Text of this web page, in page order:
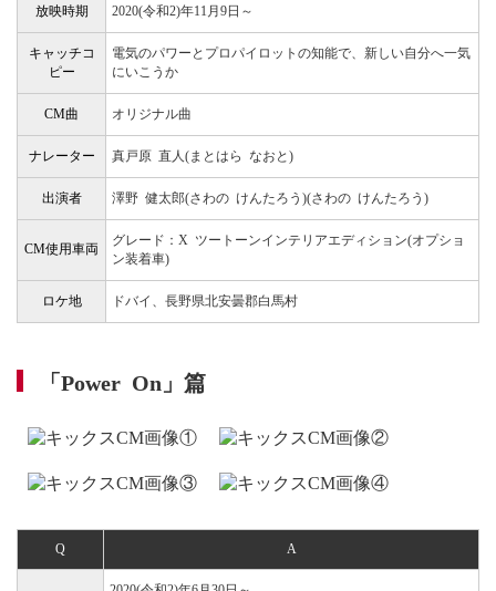
放映時期 2020(令和2)年11月9日～
キャッチコ
ピー
電気のパワーとプロパイロットの知能で、新しい自分へ一気
にいこうか
CM曲 オリジナル曲
ナレーター 真戸原 直人(まとはら なおと)
出演者 澤野 健太郎(さわの けんたろう)(さわの けんたろう)
CM使用車両
グレード：X ツートーンインテリアエディション(オプショ
ン装着車)
ロケ地 ドバイ、長野県北安曇郡白馬村
「Power On」篇
Q A